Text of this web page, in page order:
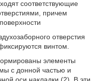
соответствующие
причем
отверстия
винтом.
элементы
с донной частью и